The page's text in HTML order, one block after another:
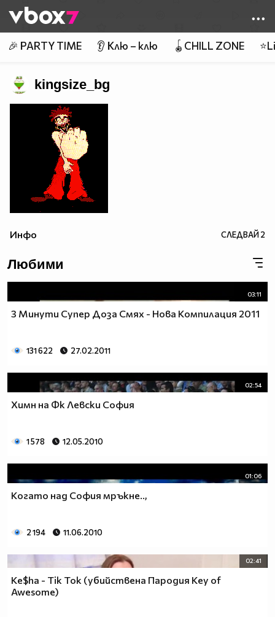
👾
🎉 PARTY TIME 👂 Клю – клю 🪀CHILL ZONE
kingsize_bg
Инфо СЛЕДВАЙ2
Любими
03:11
3 Минути Супер Доза Смях - Нова Компилация 2011
131 622 27.02.2011
02:54
Химн на Фк Левски София
1 578 12.05.2010
01:06
Когато над София мръкне..,
2 194 11.06.2010
02:41
Ke$ha - Tik Tok (убийствена Пародия Key of
Awesome)